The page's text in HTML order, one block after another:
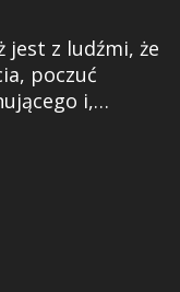
jest z ludźmi, że
poczuć
i,…